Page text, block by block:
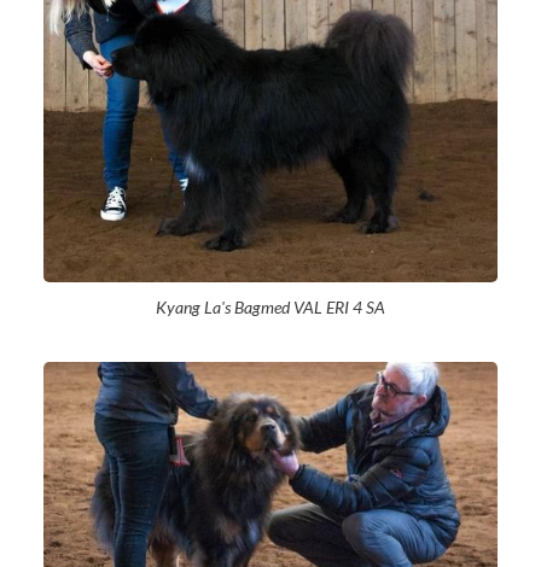
Kyang La's Bagmed VAL ERI 4 SA